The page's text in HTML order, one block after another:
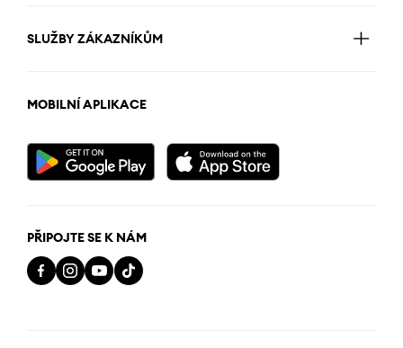
SLUŽBY ZÁKAZNÍKŮM
MOBILNÍ APLIKACE
PŘIPOJTE SE K NÁM